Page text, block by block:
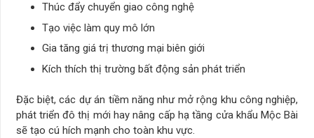
Thúc đẩy chuyển giao công nghệ
Tạo việc làm quy mô lớn
Gia tăng giá trị thương mại biên giới
Kích thích thị trường bất động sản phát triển
Đặc biệt, các dự án tiềm năng như mở rộng khu công nghiệp,
phát triển đô thị mới hay nâng cấp hạ tầng cửa khẩu Mộc Bài
sẽ tạo cú hích mạnh cho toàn khu vực.